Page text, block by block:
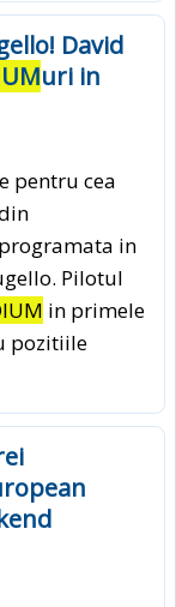
David
uri in
pentru cea
in
Pilotul
in primele
pozitiile